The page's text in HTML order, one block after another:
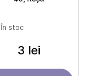
În stoc
3 lei